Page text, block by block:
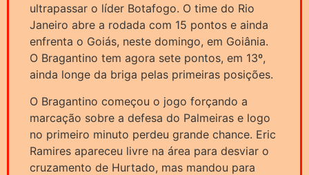
ultrapassar o líder Botafogo. O time do Rio
Janeiro abre a rodada com 15 pontos e ainda
enfrenta o Goiás, neste domingo, em Goiânia.
O Bragantino tem agora sete pontos, em 13º,
ainda longe da briga pelas primeiras posições.
O Bragantino começou o jogo forçando a
marcação sobre a defesa do Palmeiras e logo
no primeiro minuto perdeu grande chance. Eric
Ramires apareceu livre na área para desviar o
cruzamento de Hurtado, mas mandou para